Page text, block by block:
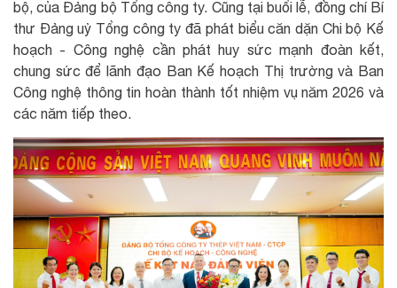
bộ, của Đảng bộ Tổng công ty. Cũng tại buổi lễ, đồng chí Bí
thư Đảng uỷ Tổng công ty đã phát biểu căn dặn Chi bộ Kế
hoạch - Công nghệ cần phát huy sức mạnh đoàn kết,
chung sức để lãnh đạo Ban Kế hoạch Thị trường và Ban
Công nghệ thông tin hoàn thành tốt nhiệm vụ năm 2026 và
các năm tiếp theo.